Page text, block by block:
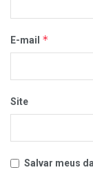
E-mail *
Site
Salvar meus